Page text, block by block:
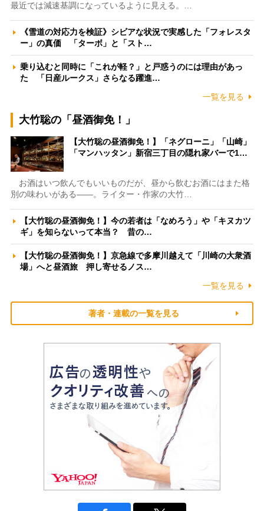
最近では減速基調になっているように見える。…
《雪道の対応力を検証》シビアな状況で実感した「フォレスタ
ー」の真価 「ターボ」と「スト…
乗り込むと同時に「これが軽？」と戸惑うのには理由があっ
た 「日産ルークス」さらなる躍進…
一覧を見る
大竹聡の「昼酒御免！」
【大竹聡の昼酒御免！】「ネグローニ」「山崎」
「マンハッタン」新宿三丁目の隠れ家バーで1…
お酒はいつ飲んでもいいものだが、昼から飲むお酒にはまた格
別の味わいがある――。ライター・作家の大竹…
【大竹聡の昼酒御免！】今の若者は「なめろう」や「キヌカツ
ギ」を知らないって本当？ 昔の…
【大竹聡の昼酒御免！】京急線で多摩川越えて「川崎の大衆酒
場」へと昼酒旅 押し寄せるノス…
一覧を見る
著者・連載の一覧を見る